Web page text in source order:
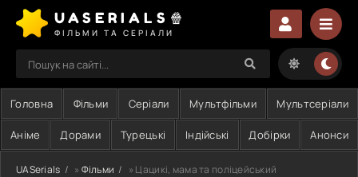
UASERIALS🍿
ФІЛЬМИ ТА СЕРІАЛИ
Головна Фільми Серіали Мультфільми Мультсеріали
Аніме Дорами Турецькі Індійські Добірки Анонси
UASerials » Фільми » Цацикі, мама та поліцейський